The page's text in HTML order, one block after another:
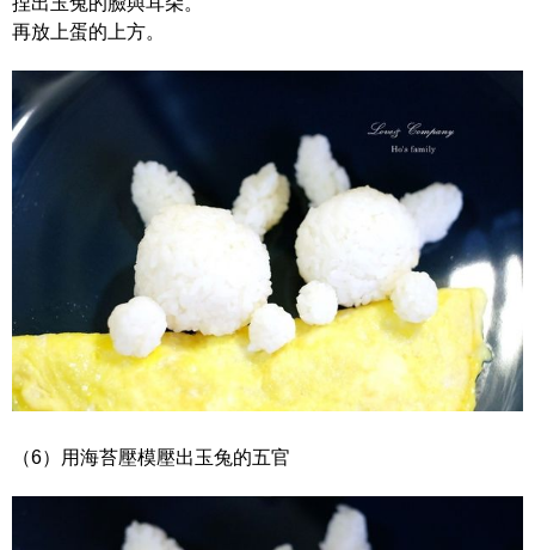
再放上蛋的上方。
（6）用海苔壓模壓出玉兔的五官